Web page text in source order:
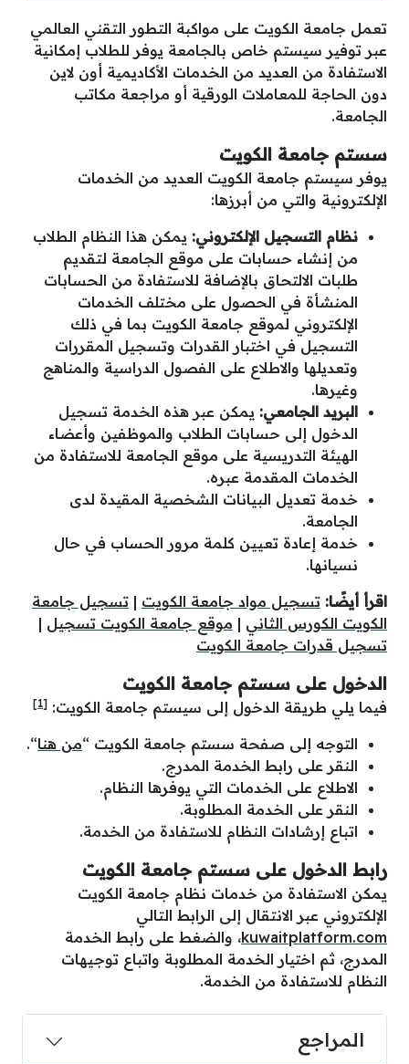
تعمل جامعة الكويت على مواكبة التطور التقني العالمي
عبر توفير سيستم خاص بالجامعة يوفر للطلاب إمكانية
الاستفادة من العديد من الخدمات الأكاديمية أون لاين
دون الحاجة للمعاملات الورقية أو مراجعة مكاتب
الجامعة.
سستم جامعة الكويت
يوفر سيستم جامعة الكويت العديد من الخدمات
الإلكترونية والتي من أبرزها:
نظام التسجيل الإلكتروني: يمكن هذا النظام الطلاب
من إنشاء حسابات على موقع الجامعة لتقديم
طلبات الالتحاق بالإضافة للاستفادة من الحسابات
المنشأة في الحصول على مختلف الخدمات
الإلكتروني لموقع جامعة الكويت بما في ذلك
التسجيل في اختبار القدرات وتسجيل المقررات
وتعديلها والاطلاع على الفصول الدراسية والمناهج
وغيرها.
البريد الجامعي: يمكن عبر هذه الخدمة تسجيل
الدخول إلى حسابات الطلاب والموظفين وأعضاء
الهيئة التدريسية على موقع الجامعة للاستفادة من
الخدمات المقدمة عبره.
خدمة تعديل البيانات الشخصية المقيدة لدى
الجامعة.
خدمة إعادة تعيين كلمة مرور الحساب في حال
نسيانها.
اقرأ أيضًا: تسجيل مواد جامعة الكويت | تسجيل جامعة
الكويت الكورس الثاني | موقع جامعة الكويت تسجيل |
تسجيل قدرات جامعة الكويت
الدخول على سستم جامعة الكويت
فيما يلي طريقة الدخول إلى سيستم جامعة الكويت: [1]
التوجه إلى صفحة سستم جامعة الكويت “من هنا“.
النقر على رابط الخدمة المدرج.
الاطلاع على الخدمات التي يوفرها النظام.
النقر على الخدمة المطلوبة.
اتباع إرشادات النظام للاستفادة من الخدمة.
رابط الدخول على سستم جامعة الكويت
يمكن الاستفادة من خدمات نظام جامعة الكويت
الإلكتروني عبر الانتقال إلى الرابط التالي
kuwaitplatform.com، والضغط على رابط الخدمة
المدرج، ثم اختيار الخدمة المطلوبة واتباع توجيهات
النظام للاستفادة من الخدمة.
المراجع